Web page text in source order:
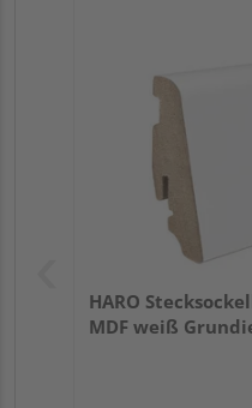
HARO
MDF weiß